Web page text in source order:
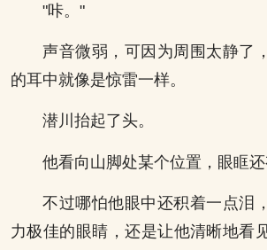
"咔。"
声音微弱，可因为周围太静了
的耳中就像是惊雷一样。
潜川抬起了头。
他看向山脚处某个位置，眼眶还
不过哪怕他眼中还积着一点泪
力极佳的眼睛，还是让他清晰地看